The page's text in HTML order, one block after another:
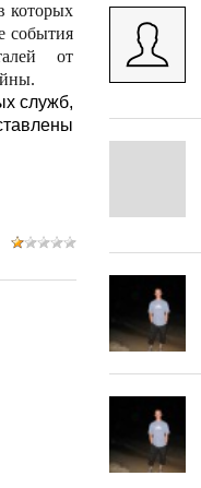
которых
события
от
служб,